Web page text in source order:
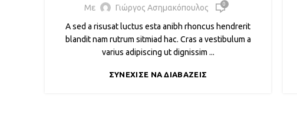
Με Γιώργος Ασημακόπουλος 0
A sed a risusat luctus esta anibh rhoncus hendrerit
blandit nam rutrum sitmiad hac. Cras a vestibulum a
varius adipiscing ut dignissim ...
ΣΥΝΈΧΙΣΕ ΝΑ ΔΙΑΒΆΖΕΙΣ